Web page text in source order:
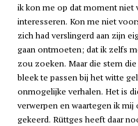
ik kon me op dat moment niet
interesseren. Kon me niet
zich had verslingerd aan zijn
gaan ontmoeten; dat ik zelfs
zou zoeken. Maar die stem
bleek te passen bij het witte
onmogelijke verhalen. Het is
verwerpen en waartegen ik
gekeerd. Rüttges heeft daar